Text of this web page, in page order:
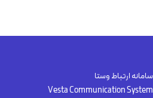
سامانه ارتباط وستا
Vesta Communication System